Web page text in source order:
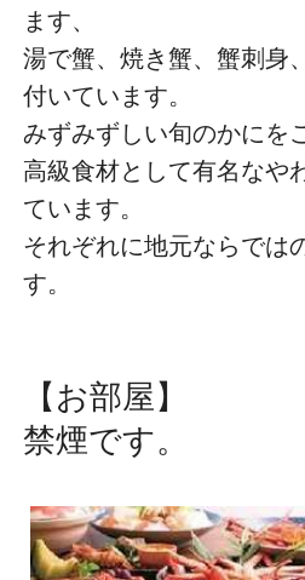
ます、
湯で蟹、焼き蟹、蟹刺身
付いています。
みずみずしい旬のかにを
高級食材として有名なや
ています。
それぞれに地元ならでは
す。
【お部屋】
​禁煙です。